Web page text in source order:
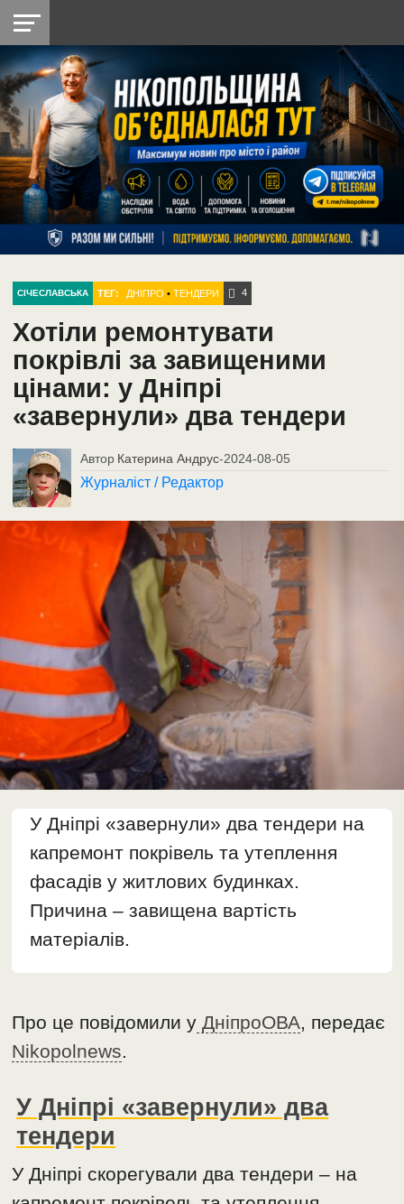
НІКОПОЛЬ
РАЙОН
СІЧЕСЛАВСЬКА
УКРАЇНА
РЕТРО
НІКОПОЛЬ
ЛАЙТ
УКРАЇНА
ДОПОМОГА
РАДІО
СІЧЕСЛАВСЬКА ТЕГ: ДНІПРО •ТЕНДЕРИ 4
Хотіли ремонтувати
покрівлі за завищеними
цінами: у Дніпрі
«завернули» два тендери
Автор Катерина Андрус-2024-08-05
Журналіст / Редактор
У Дніпрі «завернули» два тендери на
капремонт покрівель та утеплення
фасадів у житлових будинках.
Причина – завищена вартість
матеріалів.
Про це повідомили у ДніпроОВА, передає
Nikopolnews.
У Дніпрі «завернули» два
тендери
У Дніпрі скорегували два тендери – на